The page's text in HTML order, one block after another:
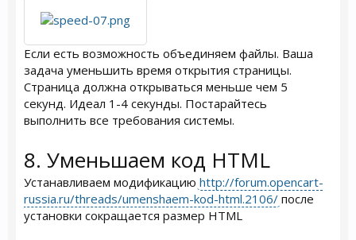
Если есть возможность объединяем файлы. Ваша
задача уменьшить время открытия страницы.
Страница должна открываться меньше чем 5
секунд. Идеал 1-4 секунды. Постарайтесь
выполнить все требования системы.
8. Уменьшаем код HTML
Устанавливаем модификацию http://forum.opencart-
russia.ru/threads/umenshaem-kod-html.2106/ после
установки сокращается размер HTML